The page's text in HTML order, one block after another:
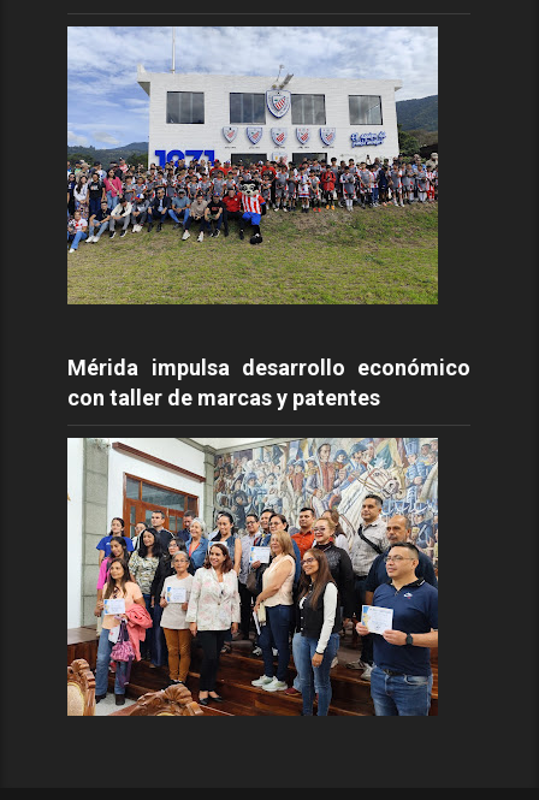
Mérida impulsa desarrollo económico
con taller de marcas y patentes